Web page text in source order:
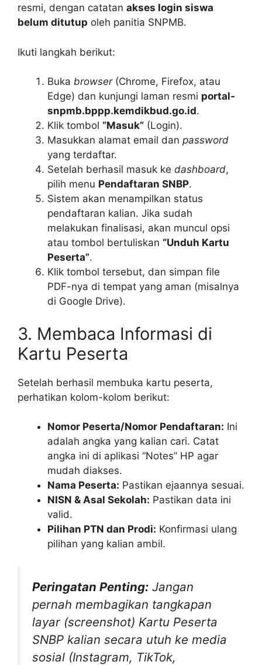
resmi, dengan catatan akses login siswa
belum ditutup oleh panitia SNPMB.
Ikuti langkah berikut:
Buka browser(Chrome, Firefox, atau
Edge) dan kunjungi laman resmi portal-
snpmb.bppp.kemdikbud.go.id.
Klik tombol “Masuk” (Login).
Masukkan alamat email dan password
yang terdaftar.
Setelah berhasil masuk ke dashboard,
pilih menu Pendaftaran SNBP.
Sistem akan menampilkan status
pendaftaran kalian. Jika sudah
melakukan finalisasi, akan muncul opsi
atau tombol bertuliskan “Unduh Kartu
Peserta”.
Klik tombol tersebut, dan simpan file
PDF-nya di tempat yang aman (misalnya
di Google Drive).
3. Membaca Informasi di
Kartu Peserta
Setelah berhasil membuka kartu peserta,
perhatikan kolom-kolom berikut:
Nomor Peserta/Nomor Pendaftaran: Ini
adalah angka yang kalian cari. Catat
angka ini di aplikasi “Notes” HP agar
mudah diakses.
Nama Peserta: Pastikan ejaannya sesuai.
NISN & Asal Sekolah: Pastikan data ini
valid.
Pilihan PTN dan Prodi: Konfirmasi ulang
pilihan yang kalian ambil.
Peringatan Penting: Jangan
pernah membagikan tangkapan
layar (screenshot) Kartu Peserta
SNBP kalian secara utuh ke media
sosial (Instagram, TikTok,